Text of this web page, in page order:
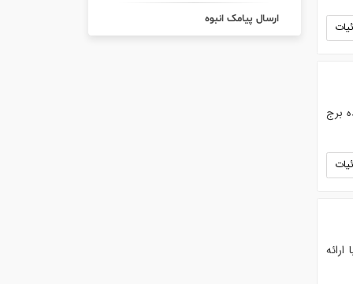
برج
ارسال پیامک انبوه